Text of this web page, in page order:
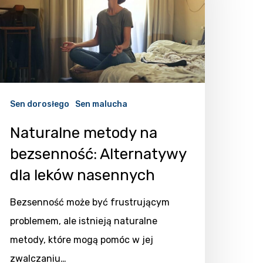
Sen dorosłego Sen malucha
Naturalne metody na
bezsenność: Alternatywy
dla leków nasennych
Bezsenność może być frustrującym
problemem, ale istnieją naturalne
metody, które mogą pomóc w jej
zwalczaniu…